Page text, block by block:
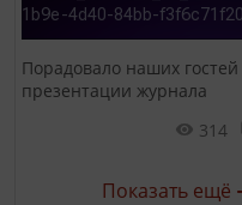
Порадовало наших гостей
презентации журнала
314
Показать ещё